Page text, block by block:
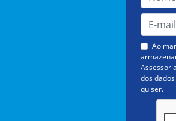
Ao
dos
quiser.